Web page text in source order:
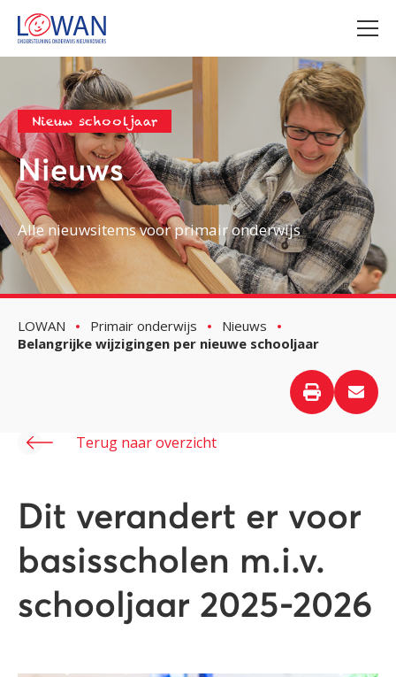
Nieuw schooljaar
Nieuws
Alle nieuwsitems voor primair onderwijs
LOWAN Primair onderwijs
Nieuws
Belangrijke wijzigingen per nieuwe schooljaar
Terug naar overzicht
Dit verandert er voor
basisscholen m.i.v.
schooljaar 2025-2026